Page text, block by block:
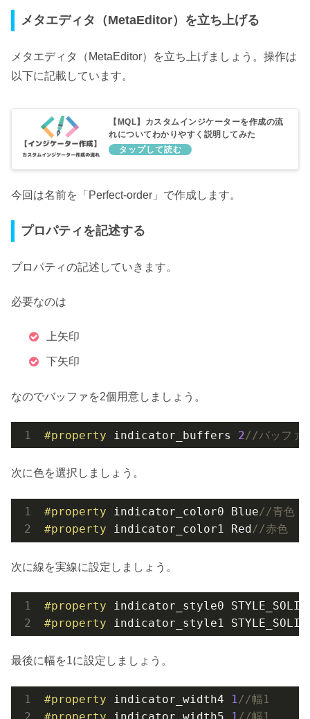
メタエディタ（MetaEditor）を立ち上げる
メタエディタ（MetaEditor）を立ち上げましょう。操作は
以下に記載しています。
【MQL】カスタムインジケーターを作成の流
れについてわかりやすく説明してみた
今回は名前を「Perfect-order」で作成します。
プロパティを記述する
プロパティの記述していきます。
必要なのは
上矢印
下矢印
なのでバッファを2個用意しましょう。
#property indicator_buffers 2//バッファ
次に色を選択しましょう。
#property indicator_color0 Blue//青色
#property indicator_color1 Red//赤色
次に線を実線に設定しましょう。
#property indicator_style0 STYLE_SOLID
#property indicator_style1 STYLE_SOLID
最後に幅を1に設定しましょう。
#property indicator_width4 1//幅1